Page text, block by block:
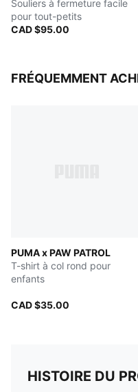
à trouver la bonne
Détails de comarquage
Souliers à fermeture facile
pour tout-petits
CAD $95.00
FRÉQUEMMENT
PUMA x PAW PATROL
T-shirt à col rond pour
enfants
CAD $35.00
HISTOIRE DU